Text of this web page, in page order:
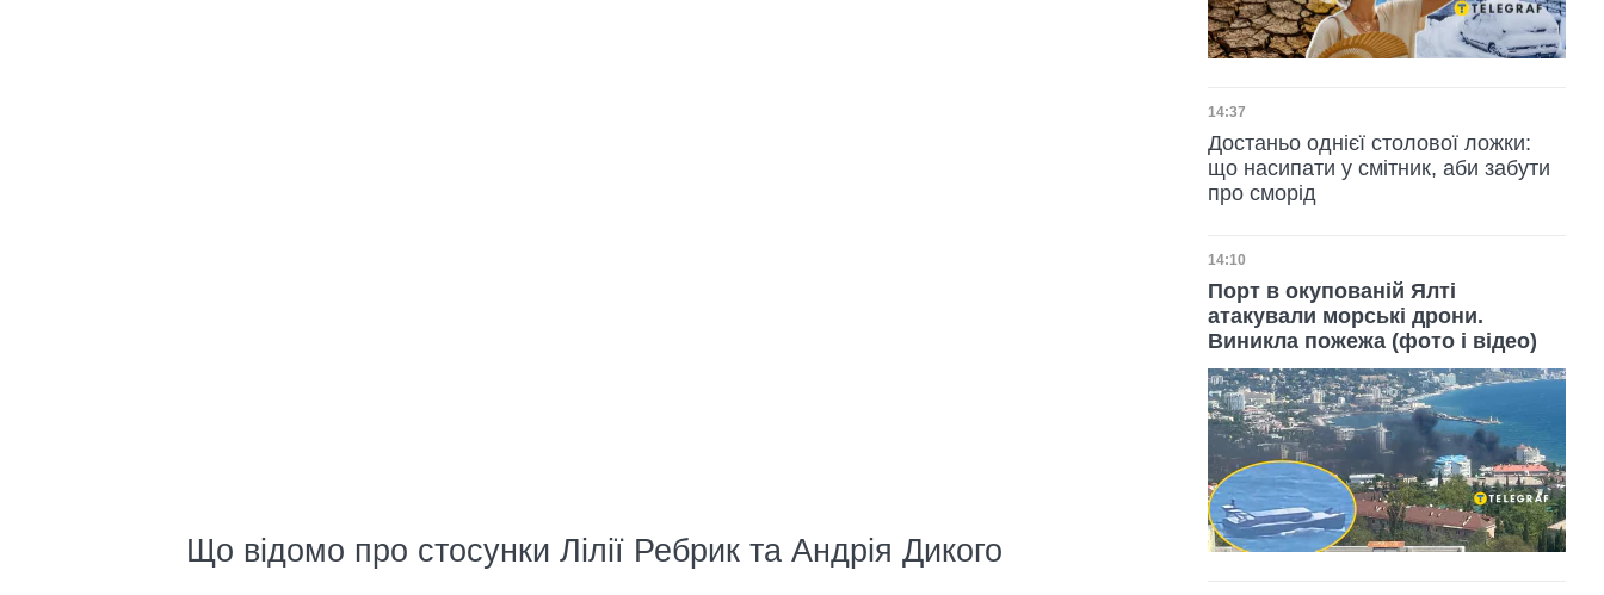
Що відомо про стосунки Лілії Ребрик та Андрія Дикого
Дата публікації
14:37
Достаньо однієї столової ложки:
що насипати у смітник, аби забути
про сморід
Дата публікації
14:10
Порт в окупованій Ялті
атакували морські дрони.
Виникла пожежа (фото і відео)